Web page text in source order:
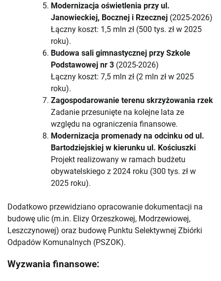
Modernizacja oświetlenia przy ul.
Janowieckiej, Bocznej i Rzecznej (2025-2026)
Łączny koszt: 1,5 mln zł (500 tys. zł w 2025
roku).
Budowa sali gimnastycznej przy Szkole
Podstawowej nr 3 (2025-2026)
Łączny koszt: 7,5 mln zł (2 mln zł w 2025
roku).
Zagospodarowanie terenu skrzyżowania rzek
Zadanie przesunięte na kolejne lata ze
względu na ograniczenia finansowe.
Modernizacja promenady na odcinku od ul.
Bartodziejskiej w kierunku ul. Kościuszki
Projekt realizowany w ramach budżetu
obywatelskiego z 2024 roku (300 tys. zł w
2025 roku).
Dodatkowo przewidziano opracowanie dokumentacji na
budowę ulic (m.in. Elizy Orzeszkowej, Modrzewiowej,
Leszczynowej) oraz budowę Punktu Selektywnej Zbiórki
Odpadów Komunalnych (PSZOK).
Wyzwania finansowe: